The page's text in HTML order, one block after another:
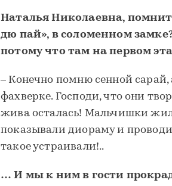
Наталья Николаевна,
дю пай», в соломенном
потому что там на первом
– Конечно помню сенной
фахверке. Господи, что они
жива осталась! Мальчишки
показывали диораму и
такое устраивали!..
… И мы к ним в гости